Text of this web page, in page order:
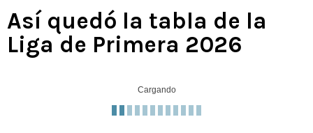
Así quedó la tabla de la
Liga de Primera 2026
Cargando